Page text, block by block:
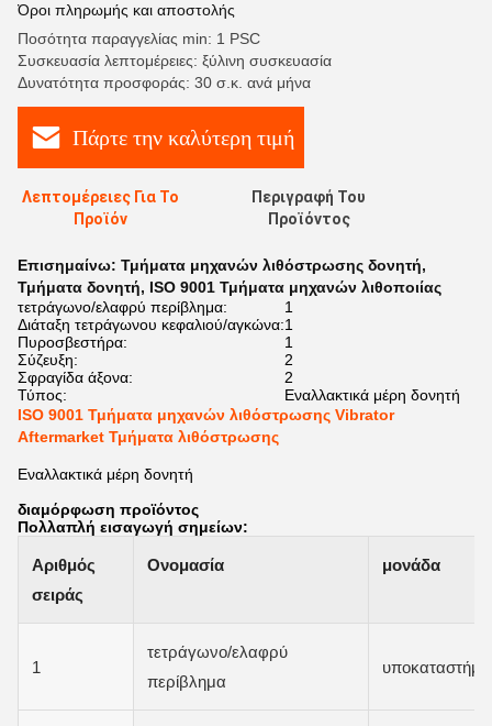
Όροι πληρωμής και αποστολής
Ποσότητα παραγγελίας min: 1 PSC
Συσκευασία λεπτομέρειες: ξύλινη συσκευασία
Δυνατότητα προσφοράς: 30 σ.κ. ανά μήνα
Πάρτε την καλύτερη τιμή
Λεπτομέρειες Για Το
Προϊόν
Περιγραφή Του
Προϊόντος
Επισημαίνω: Τμήματα μηχανών λιθόστρωσης δονητή,
Τμήματα δονητή, ISO 9001 Τμήματα μηχανών λιθοποιίας
τετράγωνο/ελαφρύ περίβλημα:
1
Διάταξη τετράγωνου κεφαλιού/αγκώνα:1
Πυροσβεστήρα:
1
Σύζευξη:
2
Σφραγίδα άξονα:
2
Τύπος:
Εναλλακτικά μέρη δονητή
ISO 9001 Τμήματα μηχανών λιθόστρωσης Vibrator
Aftermarket Τμήματα λιθόστρωσης
Εναλλακτικά μέρη δονητή
διαμόρφωση προϊόντος
Πολλαπλή εισαγωγή σημείων:
Αριθμός
σειράς
Ονομασία μονάδα
1
τετράγωνο/ελαφρύ
περίβλημα